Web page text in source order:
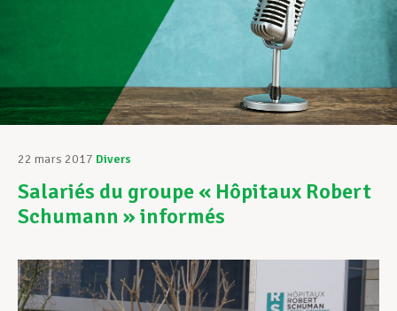
Structures syndicales
Assistance au Travail
Vos droits
Assistance en vie privée
22 mars 2017 Divers
Salariés du groupe « Hôpitaux Robert
Schumann » informés